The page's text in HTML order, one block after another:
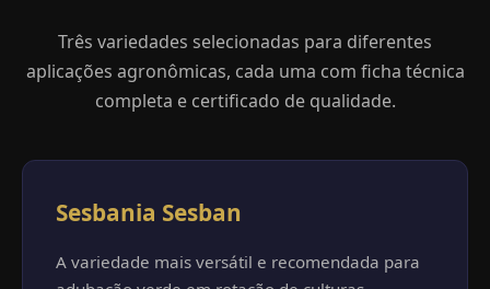
Três variedades selecionadas para diferentes
aplicações agronômicas, cada uma com ficha técnica
completa e certificado de qualidade.
Sesbania Sesban
A variedade mais versátil e recomendada para